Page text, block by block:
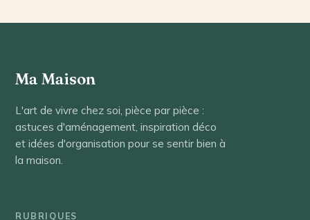
Ma Maison
L'art de vivre chez soi, pièce par pièce :
astuces d'aménagement, inspiration déco
et idées d'organisation pour se sentir bien à
la maison.
RUBRIQUES